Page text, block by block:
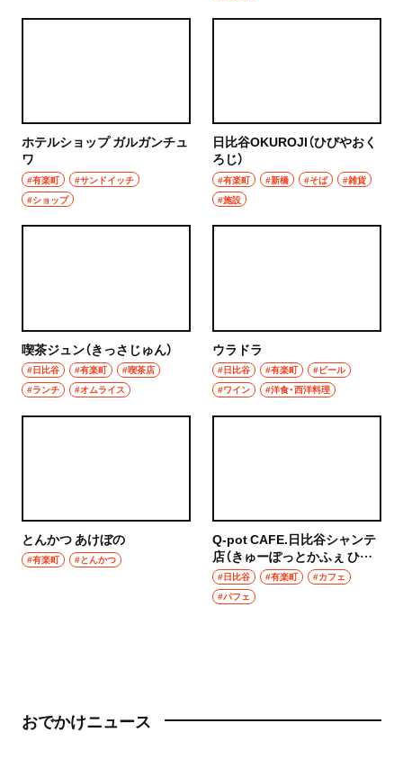
ホテルショップ ガルガンチュ
ワ
#有楽町
#サンドイッチ
#ショップ
日比谷OKUROJI（ひびやおく
ろじ）
#有楽町 #新橋 #そば
#雑貨
#施設
喫茶ジュン（きっさじゅん）
#日比谷 #有楽町
#喫茶店
#ランチ
#オムライス
ウラドラ
#日比谷 #有楽町
#ビール
#ワイン
#洋食・西洋料理
とんかつ あけぼの
#有楽町 #とんかつ
Q-pot CAFE.日比谷シャンテ
店（きゅーぽっとかふぇ ひび
やしゃんててん）
#日比谷 #有楽町
#カフェ
#パフェ
おでかけニュース